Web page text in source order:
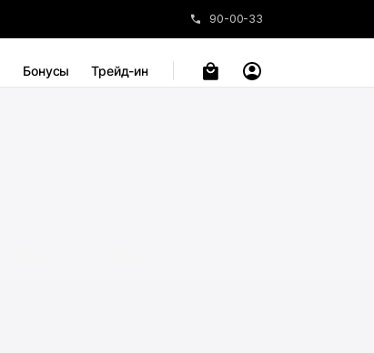
90-00-33
Бонусы Трейд-ин